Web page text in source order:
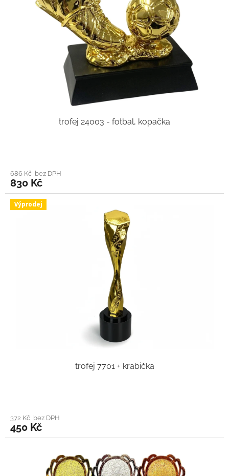
trofej 24003 - fotbal, kopačka
686 Kč bez DPH
830 Kč
Výprodej
trofej 7701 + krabička
372 Kč bez DPH
450 Kč